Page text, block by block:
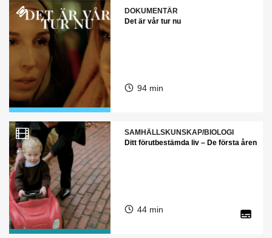
DOKUMENTÄR
Det är vår tur nu
94 min
SAMHÄLLSKUNSKAP/BIOLOGI
Ditt förutbestämda liv – De första åren
44 min